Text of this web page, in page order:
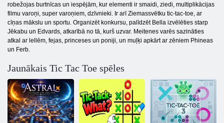
robežojas burtnīcas un iespējām, kur elementi ir smaidi, ziedi, multiplikācijas
filmu varoņi, super varoņiem, dzīvnieki. Ir arī Ziemassvētku tic-tac-toe, ar
cīņas mākslu un sportu. Organizēt konkursu, palīdzēt Bella izvēlēties starp
Jēkabu un Edvards, atkarībā no tā, kurš uzvar. Meitenes varēs sazināties
atkal ar lellēm, fejas, princeses un poniji, un muļķi apkārt ar zēniem Phineas
un Ferb.
Jaunākais Tic Tac Toe spēles